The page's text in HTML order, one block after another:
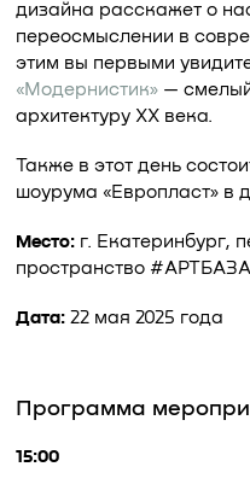
дизайна расскажет о
переосмыслении в
этим вы первыми
«Модернистик»— смелый
архитектуру XX века.
Также в этот день
шоурума «Европласт» в
Место:г. Екатеринбург,
пространство #АРТБАЗА
Дата: 22 мая 2025 года
Программа
15:00